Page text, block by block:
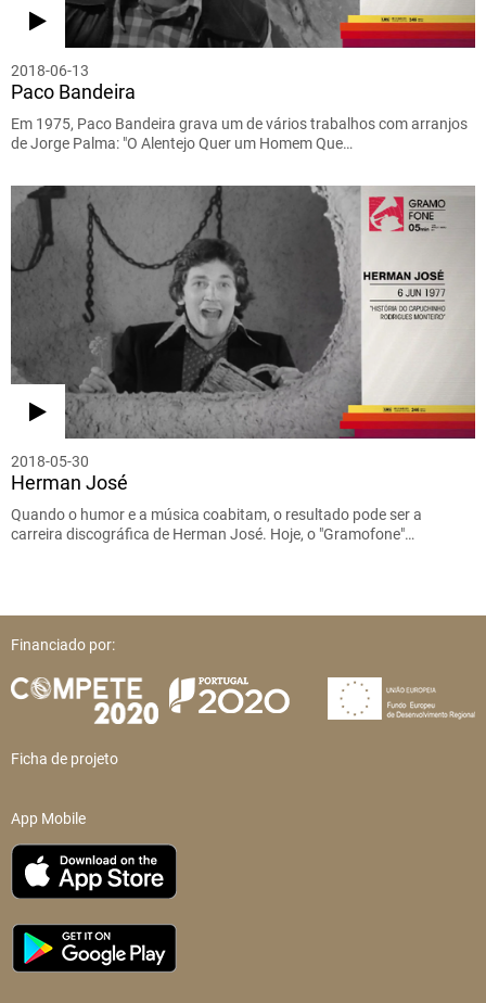
2018-06-13
Paco Bandeira
Em 1975, Paco Bandeira grava um de vários trabalhos com arranjos
de Jorge Palma: "O Alentejo Quer um Homem Que…
2018-05-30
Herman José
Quando o humor e a música coabitam, o resultado pode ser a
carreira discográfica de Herman José. Hoje, o "Gramofone"…
Financiado por:
Ficha de projeto
App Mobile